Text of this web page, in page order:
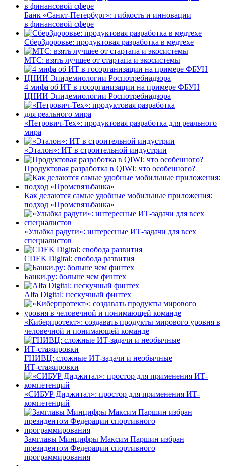
Банк «Санкт-Петербург»: гибкость и инновации
в финансовой сфере
СберЗдоровье: продуктовая разработка в медтехе
МТС: взять лучшее от стартапа и экосистемы
4 мифа об ИТ в госорганизации на примере ФБУН
ЦНИИ Эпидемиологии Роспотребнадзора
«Петрович-Тех»: продуктовая разработка для реального
мира
«Эталон»: ИТ в строительной индустрии
Продуктовая разработка в QIWI: что особенного?
Как делаются самые удобные мобильные приложения:
подход «Промсвязьбанка»
«Улыбка радуги»: интересные ИТ-задачи для всех
специалистов
CDEK Digital: свобода развития
Банки.ру: больше чем финтех
Alfa Digital: нескучный финтех
«Киберпротект»: создавать продукты мирового уровня в
человечной и понимающей команде
ГНИВЦ: сложные ИТ‑задачи и необычные
ИТ‑стажировки
«СИБУР Диджитал»: простор для применения ИТ-
компетенций
Замглавы Минцифры Максим Паршин избран
президентом Федерации спортивного
программирования